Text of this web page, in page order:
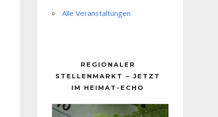
Alle Veranstaltungen
REGIONALER
STELLENMARKT – JETZT
IM HEIMAT-ECHO